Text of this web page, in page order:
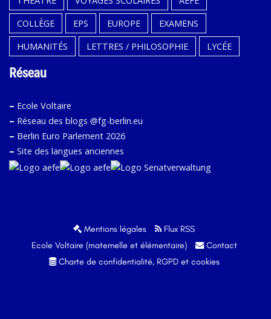
COLLÈGE
EPS EUROPE
EXAMENS
HUMANITÉS
LETTRES / PHILOSOPHIE LYCÉE
Réseau
– Ecole Voltaire
– Réseau des blogs @fg-berlin.eu
– Berlin Euro Parlement 2026
– Site des langues anciennes
Mentions légales
Flux RSS
Ecole Voltaire (maternelle et élémentaire)
Contact
Charte de confidentialité, RGPD et cookies